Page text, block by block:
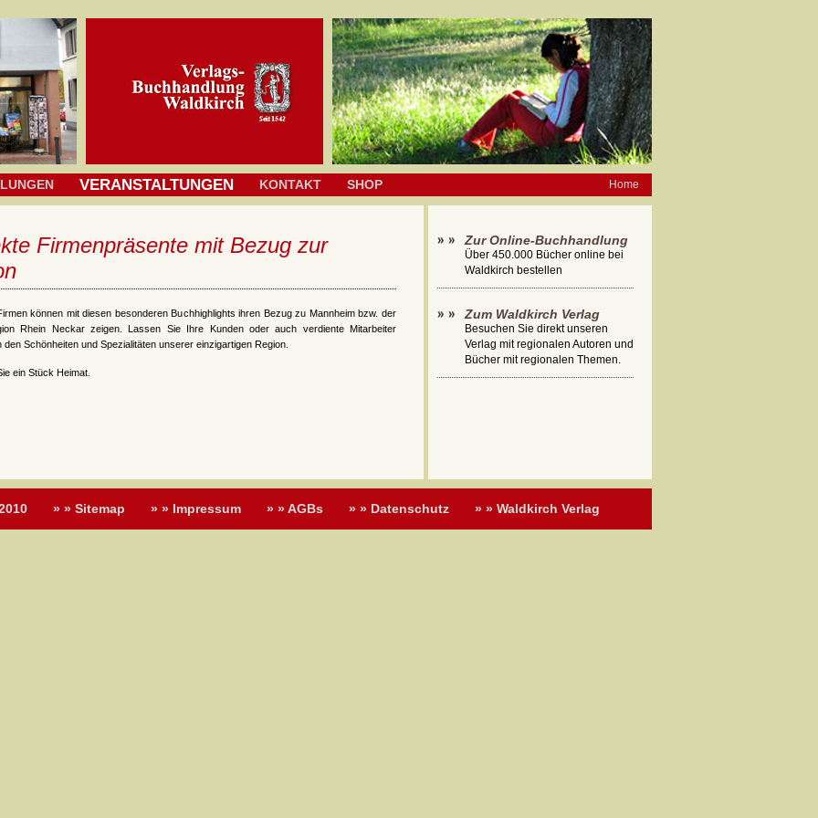
VERANSTALTUNGEN KONTAKT SHOP Home
Firmenpräsente mit Bezug zur
können mit diesen besonderen Buchhighlights ihren Bezug zu Mannheim bzw. der
Rhein Neckar zeigen. Lassen Sie Ihre Kunden oder auch verdiente Mitarbeiter
den Schönheiten und Spezialitäten unserer einzigartigen Region.
ein Stück Heimat.
Zur Online-Buchhandlung
Über 450.000 Bücher online bei
Waldkirch bestellen
Zum Waldkirch Verlag
Besuchen Sie direkt unseren
Verlag mit regionalen Autoren und
Bücher mit regionalen Themen.
» » Sitemap » » Impressum » » AGBs » » Datenschutz » » Waldkirch Verlag